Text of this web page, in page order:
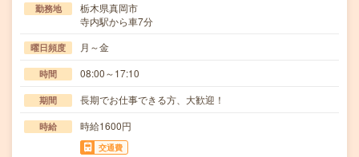
勤務地
栃木県真岡市
寺内駅から車7分
曜日頻度 月～金
時間 08:00～17:10
期間 長期でお仕事できる方、大歓迎！
時給 時給1600円
交通費